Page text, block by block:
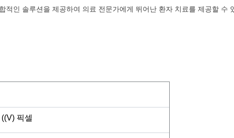
적인 솔루션을 제공하여 의료 전문가에게 뛰어난 환자 치료를 제공할 수
픽셀